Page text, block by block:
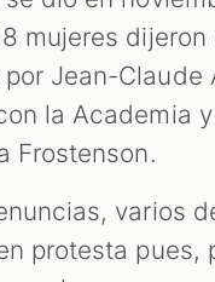
mujeres
Jean-
la Academia
Frostenson.
varios
protesta pues,